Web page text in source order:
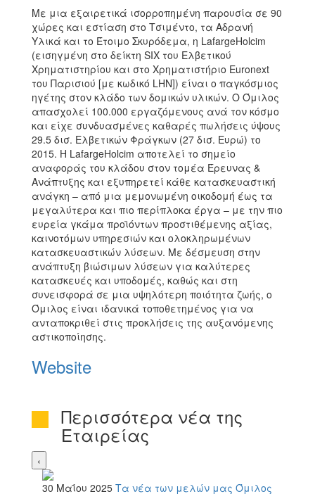
Με μια εξαιρετικά ισορροπημένη παρουσία σε 90
χώρες και εστίαση στο Τσιμέντο, τα Αδρανή
Υλικά και το Έτοιμο Σκυρόδεμα, η LafargeHolcim
(εισηγμένη στο δείκτη SIX του Ελβετικού
Χρηματιστηρίου και στο Χρηματιστήριο Euronext
του Παρισιού [με κωδικό LHN]) είναι ο παγκόσμιος
ηγέτης στον κλάδο των δομικών υλικών. Ο Όμιλος
απασχολεί 100.000 εργαζόμενους ανά τον κόσμο
και είχε συνδυασμένες καθαρές πωλήσεις ύψους
29.5 δισ. Ελβετικών Φράγκων (27 δισ. Ευρώ) το
2015. Η LafargeHolcim αποτελεί το σημείο
αναφοράς του κλάδου στον τομέα Έρευνας &
Ανάπτυξης και εξυπηρετεί κάθε κατασκευαστική
ανάγκη – από μια μεμονωμένη οικοδομή έως τα
μεγαλύτερα και πιο περίπλοκα έργα – με την πιο
ευρεία γκάμα προϊόντων προστιθέμενης αξίας,
καινοτόμων υπηρεσιών και ολοκληρωμένων
κατασκευαστικών λύσεων. Με δέσμευση στην
ανάπτυξη βιώσιμων λύσεων για καλύτερες
κατασκευές και υποδομές, καθώς και στη
συνεισφορά σε μια υψηλότερη ποιότητα ζωής, ο
Όμιλος είναι ιδανικά τοποθετημένος για να
ανταποκριθεί στις προκλήσεις της αυξανόμενης
αστικοποίησης.
Website
Περισσότερα νέα της
Εταιρείας
‹
30 Μαΐου 2025 Τα νέα των μελών μας Όμιλος